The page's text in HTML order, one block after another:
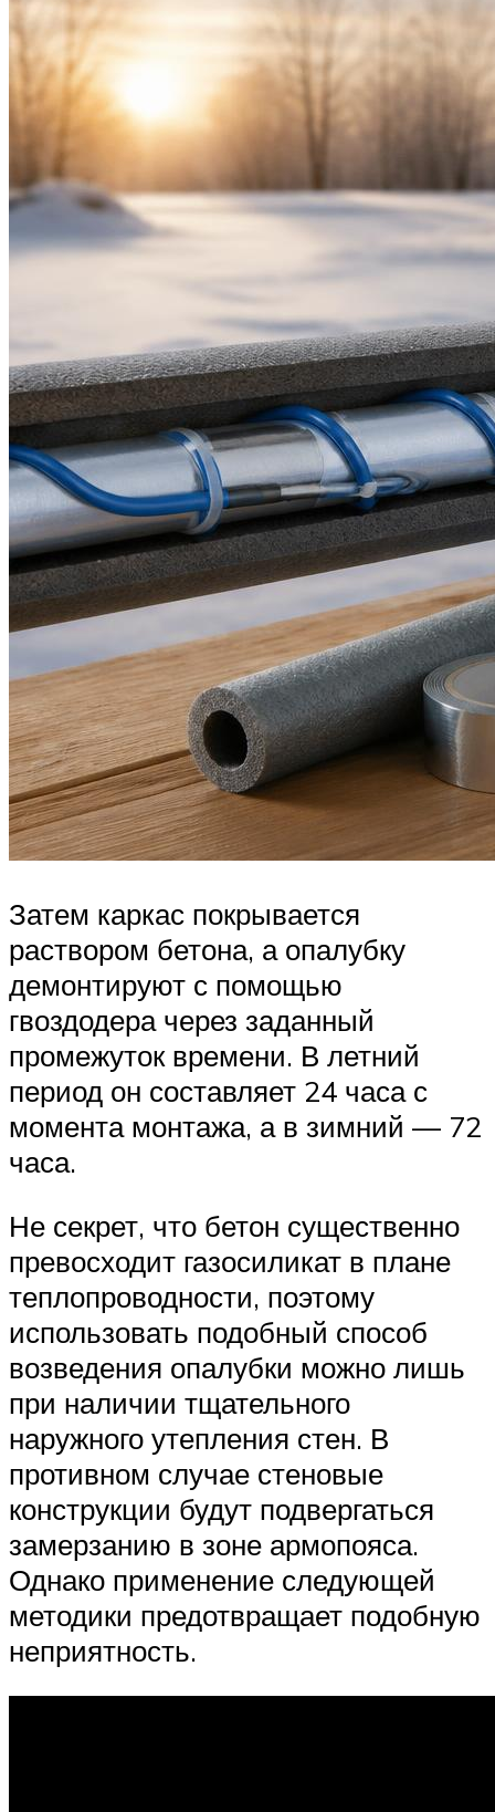
Затем каркас покрывается
раствором бетона, а опалубку
демонтируют с помощью
гвоздодера через заданный
промежуток времени. В летний
период он составляет 24 часа с
момента монтажа, а в зимний — 72
часа.
Не секрет, что бетон существенно
превосходит газосиликат в плане
теплопроводности, поэтому
использовать подобный способ
возведения опалубки можно лишь
при наличии тщательного
наружного утепления стен. В
противном случае стеновые
конструкции будут подвергаться
замерзанию в зоне армопояса.
Однако применение следующей
методики предотвращает подобную
неприятность.